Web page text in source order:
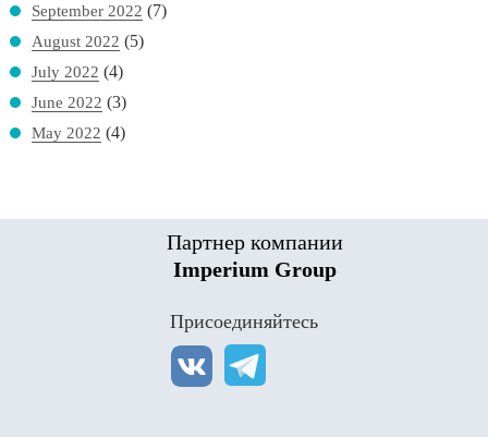
September 2022 (7)
August 2022 (5)
July 2022 (4)
June 2022 (3)
May 2022 (4)
Партнер компании
Imperium Group
Присоединяйтесь